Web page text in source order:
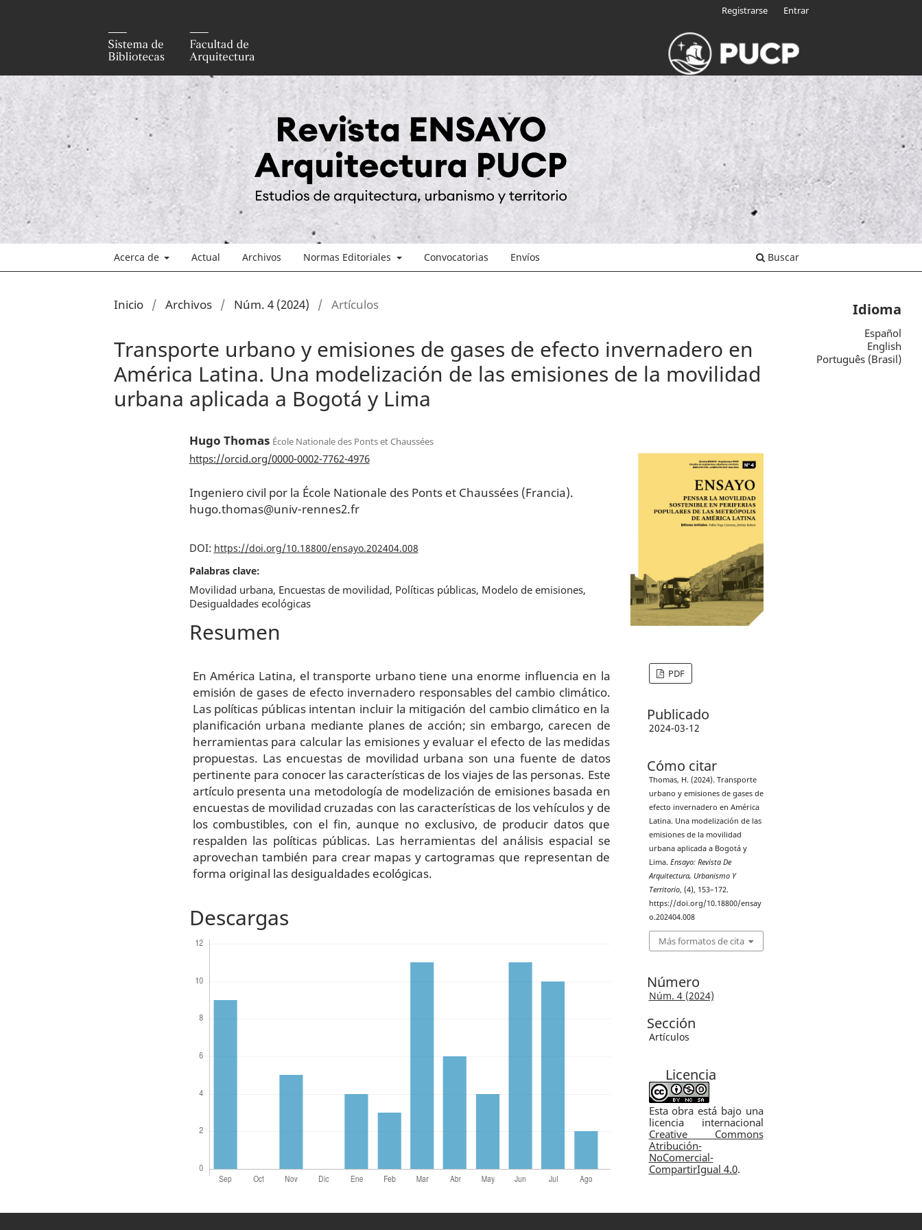
Acerca de Actual Archivos Normas Editoriales Convocatorias Envíos Buscar
Registrarse Entrar
Inicio / Archivos / Núm. 4 (2024) / Artículos
Transporte urbano y emisiones de gases de efecto invernadero en
América Latina. Una modelización de las emisiones de la movilidad
urbana aplicada a Bogotá y Lima
Hugo Thomas École Nationale des Ponts et Chaussées
https://orcid.org/0000-0002-7762-4976
Ingeniero civil por la École Nationale des Ponts et Chaussées (Francia).
hugo.thomas@univ-rennes2.fr
DOI: https://doi.org/10.18800/ensayo.202404.008
Palabras clave:
Movilidad urbana, Encuestas de movilidad, Políticas públicas, Modelo de emisiones,
Desigualdades ecológicas
Resumen
En América Latina, el transporte urbano tiene una enorme influencia en la
emisión de gases de efecto invernadero responsables del cambio climático.
Las políticas públicas intentan incluir la mitigación del cambio climático en la
planificación urbana mediante planes de acción; sin embargo, carecen de
herramientas para calcular las emisiones y evaluar el efecto de las medidas
propuestas. Las encuestas de movilidad urbana son una fuente de datos
pertinente para conocer las características de los viajes de las personas. Este
artículo presenta una metodología de modelización de emisiones basada en
encuestas de movilidad cruzadas con las características de los vehículos y de
los combustibles, con el fin, aunque no exclusivo, de producir datos que
respalden las políticas públicas. Las herramientas del análisis espacial se
aprovechan también para crear mapas y cartogramas que representan de
forma original las desigualdades ecológicas.
Descargas
PDF
Publicado
2024-03-12
Cómo citar
Thomas, H. (2024). Transporte
urbano y emisiones de gases de
efecto invernadero en América
Latina. Una modelización de las
emisiones de la movilidad
urbana aplicada a Bogotá y
Lima. Ensayo: Revista De
Arquitectura, Urbanismo Y
Territorio, (4), 153–172.
https://doi.org/10.18800/ensay
o.202404.008
Más formatos de cita
Número
Núm. 4 (2024)
Sección
Artículos
Licencia
Esta obra está bajo una
licencia internacional
Creative Commons
Atribución-
NoComercial-
CompartirIgual 4.0.
Idioma
Español
English
Português (Brasil)